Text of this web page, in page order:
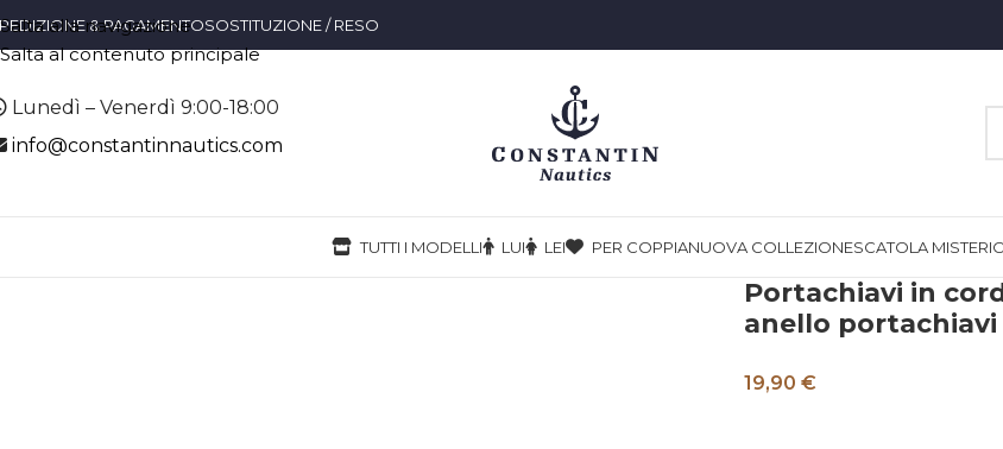
Salta alla navigazione
Salta al contenuto principale
& PAGAMENTOSOSTITUZIONE / RESO
Lunedì – Venerdì 9:00-18:00
info@constantinnautics.com
TUTTI I MODELLI LUI LEI PER COPPIANUOVA COLLEZIONESCATOLA
Portachiavi in
anello portachiavi
19,90 €